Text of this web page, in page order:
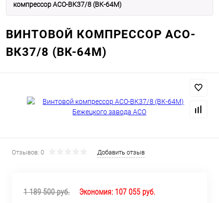
компрессор АСО-ВК37/8 (ВК-64М)
ВИНТОВОЙ КОМПРЕССОР АСО-
ВК37/8 (ВК-64М)
Отзывов: 0 Добавить отзыв
1 189 500 руб. Экономия: 107 055 руб.